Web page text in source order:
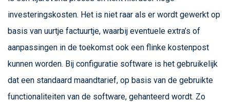
investeringskosten. Het is niet raar als er wordt gewerkt op
basis van uurtje factuurtje, waarbij eventuele extra’s of
aanpassingen in de toekomst ook een flinke kostenpost
kunnen worden. Bij configuratie software is het gebruikelijk
dat een standaard maandtarief, op basis van de gebruikte
functionaliteiten van de software, gehanteerd wordt. Zo